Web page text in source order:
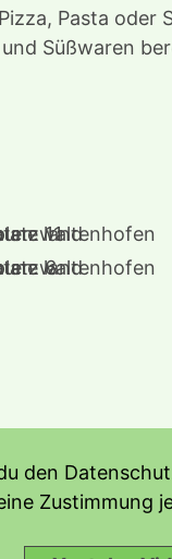
Pasta
Süßwaren
den